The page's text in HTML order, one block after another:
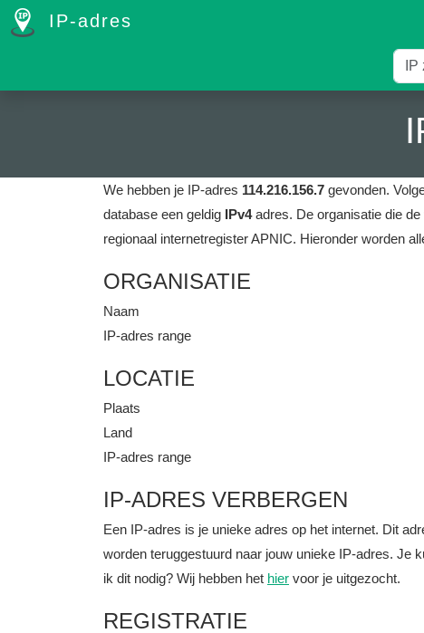
IP-adres
We hebben je IP-adres 114.216.156.7 gevonden.
database een geldig IPv4adres. De organisatie die
regionaal internetregister APNIC. Hieronder worden
ORGANISATIE
Naam
IP-adres range
LOCATIE
Plaats
Land
IP-adres range
IP-ADRES VERBERGEN
Een IP-adres is je unieke adres op het internet. Dit
worden teruggestuurd naar jouw unieke IP-adres. Je
ik dit nodig? Wij hebben het hier voor je uitgezocht.
REGISTRATIE